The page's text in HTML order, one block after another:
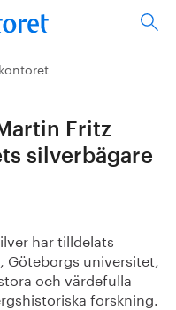
Fritz
silverbägare
har tilldelats
Göteborgs universitet,
och värdefulla
forskning.